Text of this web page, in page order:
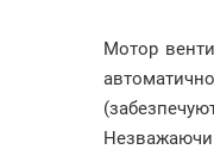
Мотор
Незважаючи